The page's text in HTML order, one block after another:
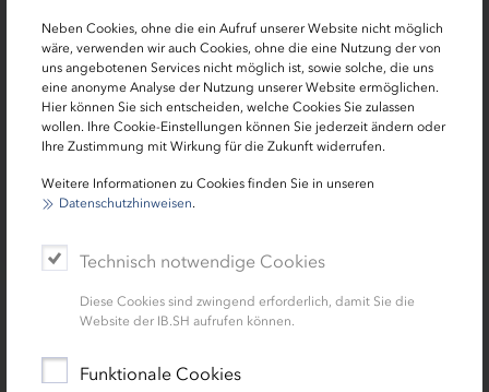
Neben Cookies, ohne die ein Aufruf unserer Website nicht möglich
wäre, verwenden wir auch Cookies, ohne die eine Nutzung der von
uns angebotenen Services nicht möglich ist, sowie solche, die uns
eine anonyme Analyse der Nutzung unserer Website ermöglichen.
Hier können Sie sich entscheiden, welche Cookies Sie zulassen
wollen. Ihre Cookie-Einstellungen können Sie jederzeit ändern oder
Ihre Zustimmung mit Wirkung für die Zukunft widerrufen.
Weitere Informationen zu Cookies finden Sie in unseren
Datenschutzhinweisen.
Technisch notwendige Cookies
Diese Cookies sind zwingend erforderlich, damit Sie die
Website der IB.SH aufrufen können.
Funktionale Cookies
„Die SeeLoge ist ein einzigartiger Ort, der
zeigt, welchen Mehrwert Inklusion für
Menschen schaffen kann.“
Vorheriges
1 von 3 Nächstes